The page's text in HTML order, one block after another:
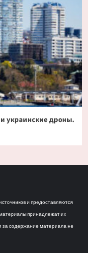
украинские дроны.
и предоставляются
принадлежат их
за содержание материала не